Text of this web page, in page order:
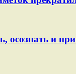
осознать и